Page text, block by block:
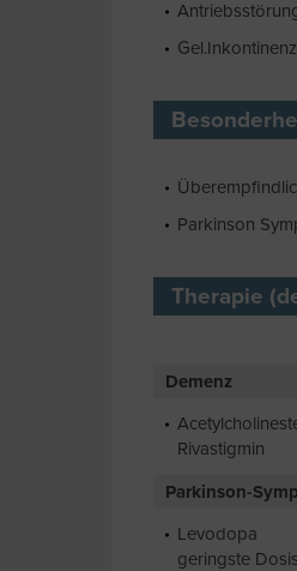
Gel.Inkontinenz
Parkinson
Therapie
Demenz
Rivastigmin
Parkinson-
Levodopa
geringste